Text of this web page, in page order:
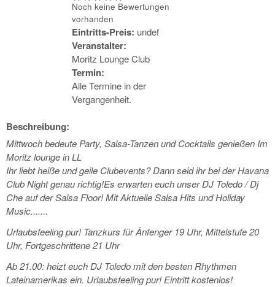
Noch keine Bewertungen
vorhanden
Eintritts-Preis: undef
Veranstalter:
Moritz Lounge Club
Termin:
Alle Termine in der
Vergangenheit.
Beschreibung:
Mittwoch bedeute Party, Salsa-Tanzen und Cocktails genießen Im
Moritz lounge in LL
Ihr liebt heiße und geile Clubevents? Dann seid ihr bei der Havana
Club Night genau richtig!Es erwarten euch unser DJ Toledo / Dj
Che auf der Salsa Floor! Mit Aktuelle Salsa Hits und Holiday
Music.......
Urlaubsfeeling pur! Tanzkurs für Änfenger 19 Uhr, Mittelstufe 20
Uhr, Fortgeschrittene 21 Uhr
Ab 21.00: heizt euch DJ Toledo mit den besten Rhythmen
Lateinamerikas ein. Urlaubsfeeling pur! Eintritt kostenlos!